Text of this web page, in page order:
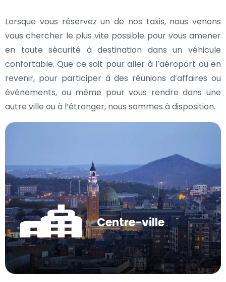
Lorsque vous réservez un de nos taxis, nous venons
vous chercher le plus vite possible pour vous amener
en toute sécurité à destination dans un véhicule
confortable. Que ce soit pour aller à l’aéroport ou en
revenir, pour participer à des réunions d’affaires ou
événements, ou même pour vous rendre dans une
autre ville ou à l’étranger, nous sommes à disposition.
Centre-ville